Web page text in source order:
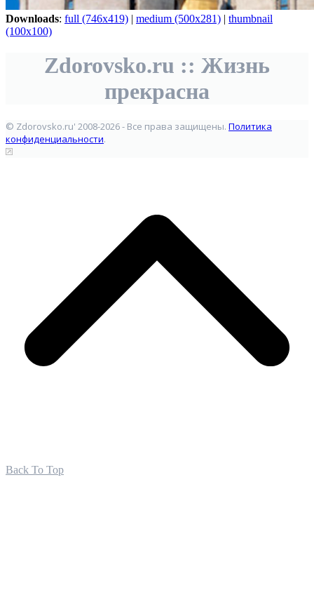
Downloads: full (746x419) | medium (500x281) | thumbnail
(100x100)
Zdorovsko.ru :: Жизнь
прекрасна
© Zdorovsko.ru' 2008-2026 - Все права защищены. Политика
конфиденциальности.
Back To Top